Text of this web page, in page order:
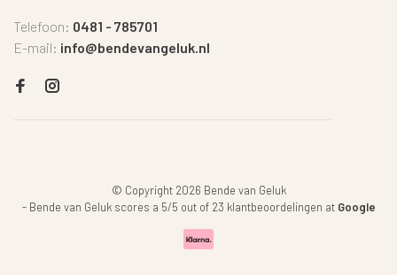
Telefoon: 0481 - 785701
E-mail: info@bendevangeluk.nl
© Copyright 2026 Bende van Geluk
- Bende van Geluk scores a 5/5 out of 23 klantbeoordelingen at Google